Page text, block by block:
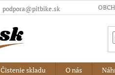
podpora@pitbike.sk
Čistenie skladu O nás